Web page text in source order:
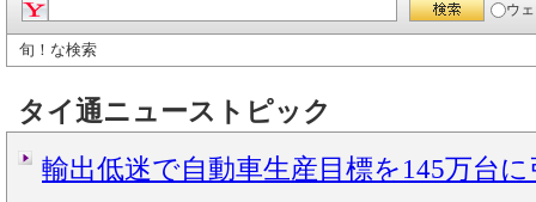
ウ
旬！な検索
タイ通ニューストピック
輸出低迷で自動車生産目標を145万台